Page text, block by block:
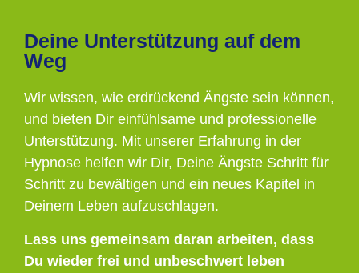
Deine Unterstützung auf dem
Weg
Wir wissen, wie erdrückend Ängste sein können,
und bieten Dir einfühlsame und professionelle
Unterstützung. Mit unserer Erfahrung in der
Hypnose helfen wir Dir, Deine Ängste Schritt für
Schritt zu bewältigen und ein neues Kapitel in
Deinem Leben aufzuschlagen.
Lass uns gemeinsam daran arbeiten, dass
Du wieder frei und unbeschwert leben